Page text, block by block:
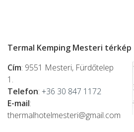
Termal Kemping Mesteri térkép
Cím: 9551 Mesteri, Fürdőtelep
1.
Telefon: +36 30 847 1172
E-mail:
thermalhotelmesteri@gmail.com